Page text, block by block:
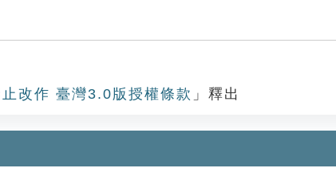
改作 臺灣3.0版授權條款 」釋出